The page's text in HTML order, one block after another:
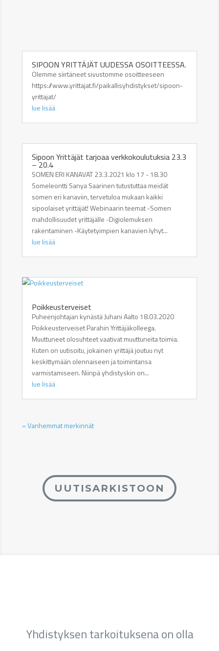
SIPOON YRITTÄJÄT UUDESSA OSOITTEESSA.
Olemme siirtäneet sivustomme osoitteeseen
https://www.yrittajat.fi/paikallisyhdistykset/sipoon-
yrittajat/
lue lisää
Sipoon Yrittäjät tarjoaa verkkokoulutuksia 23.3
– 20.4
SOMEN ERI KANAVAT 23.3.2021 klo 17 - 18.30
Someleontti Sanya Saarinen tutustuttaa meidät
somen eri kanaviin, tervetuloa mukaan kaikki
sipoolaiset yrittäjät! Webinaarin teemat -Somen
mahdollisuudet yrittäjälle -Digiolemuksen
rakentaminen -Käytetyimpien kanavien lyhyt...
lue lisää
Poikkeusterveiset
Puheenjohtajan kynästä Juhani Aalto 18.03.2020
Poikkeusterveiset Parahin Yrittäjäkolleega.
Muuttuneet olosuhteet vaativat muuttuneita toimia.
Kuten on uutisoitu, jokainen yrittäjä joutuu nyt
keskittymään olennaiseen ja toimintansa
varmistamiseen. Niinpä yhdistyskin on...
lue lisää
« Vanhemmat merkinnät
UUTISARKISTOON
Yhdistyksen tarkoituksena on olla